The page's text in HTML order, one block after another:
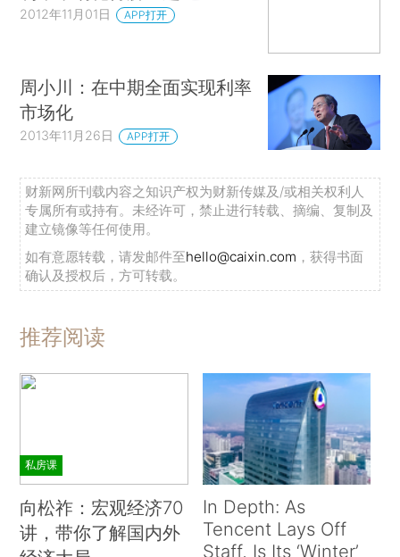
2012年11月01日 APP打开
周小川：在中期全面实现利率
市场化
2013年11月26日 APP打开
财新网所刊载内容之知识产权为财新传媒及/或相关权利人
专属所有或持有。未经许可，禁止进行转载、摘编、复制及
建立镜像等任何使用。
如有意愿转载，请发邮件至hello@caixin.com ，获得书面
确认及授权后，方可转载。
推荐阅读
私房课
向松祚：宏观经济70
讲，带你了解国内外
In Depth: As
Tencent Lays Off
Staff, Is Its ‘Winter’